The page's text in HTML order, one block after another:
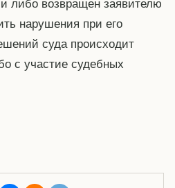
нарушения при его
суда происходит
с участие судебных